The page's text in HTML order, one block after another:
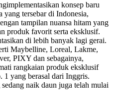
konsep baru
yang tersebar di Indonesia,
tampilan nuansa hitam yang
produk favorit serta eksklusif.
di lebih banyak lagi gerai.
Maybelline, Loreal, Lakme,
PIXY dan sebagainya,
rangkaian produk eksklusif
yang berasal dari Inggris.
naik daun juga telah mulai